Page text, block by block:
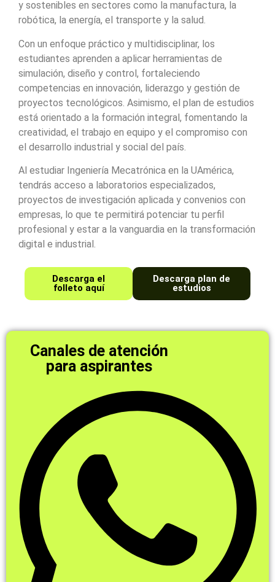
y sostenibles en sectores como la manufactura, la
robótica, la energía, el transporte y la salud.
Con un enfoque práctico y multidisciplinar, los
estudiantes aprenden a aplicar herramientas de
simulación, diseño y control, fortaleciendo
competencias en innovación, liderazgo y gestión de
proyectos tecnológicos. Asimismo, el plan de estudios
está orientado a la formación integral, fomentando la
creatividad, el trabajo en equipo y el compromiso con
el desarrollo industrial y social del país.
Al estudiar Ingeniería Mecatrónica en la UAmérica,
tendrás acceso a laboratorios especializados,
proyectos de investigación aplicada y convenios con
empresas, lo que te permitirá potenciar tu perfil
profesional y estar a la vanguardia en la transformación
digital e industrial.
Descarga el
folleto aquí
Descarga plan de
estudios
Canales de atención
para aspirantes